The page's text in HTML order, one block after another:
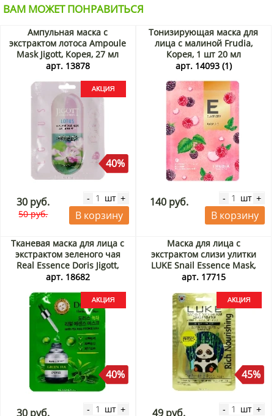
ВАМ МОЖЕТ ПОНРАВИТЬСЯ
Ампульная маска с
экстрактом лотоса Ampoule
Mask Jigott, Корея, 27 мл
Акция
арт. 13878
40%
30 руб.
50 руб.
- шт +
В корзину
Тонизирующая маска для
лица с малиной Frudia,
Корея, 1 шт 20 мл
арт. 14093 (1)
140 руб. - шт +
В корзину
Тканевая маска для лица с
экстрактом зеленого чая
Real Essence Doris Jigott,
Корея, 23 мл Акция
арт. 18682
40%
30 руб. - шт +
Маска для лица с
экстрактом слизи улитки
LUKE Snail Essence Mask,
Корея, 21 г Акция
арт. 17715
45%
49 руб. - шт +